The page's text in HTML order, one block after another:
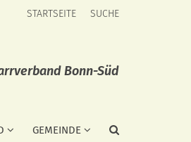
STARTSEITE SUCHE
Bonn-Süd
GEMEINDE